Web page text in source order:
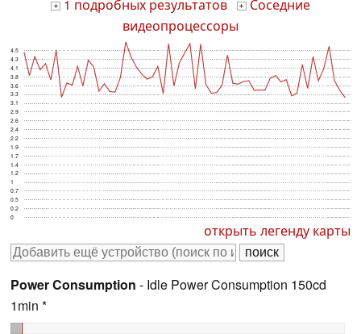
+ 1 подробных результатов + Соседние
видеопроцессоры
0
0.2
0.5
0.7
1
1.2
1.4
1.7
1.9
2.2
2.4
2.6
2.9
3.1
3.3
3.6
3.8
4.1
4.3
4.5
открыть легенду карты
Power Consumption - Idle Power Consumption 150cd
1min *